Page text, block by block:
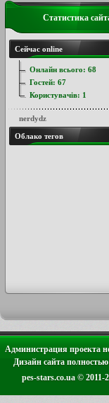
Статистика
Сейчас online
Онлайн всього: 68
Гостей: 67
Користувачів: 1
nerdydz
Облако тегов
Администрация проекта
Дизайн сайта
pes-stars.co.ua © 2011-